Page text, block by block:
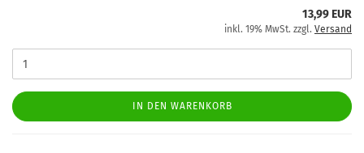
13,99 EUR
inkl. 19% MwSt. zzgl. Versand
IN DEN WARENKORB